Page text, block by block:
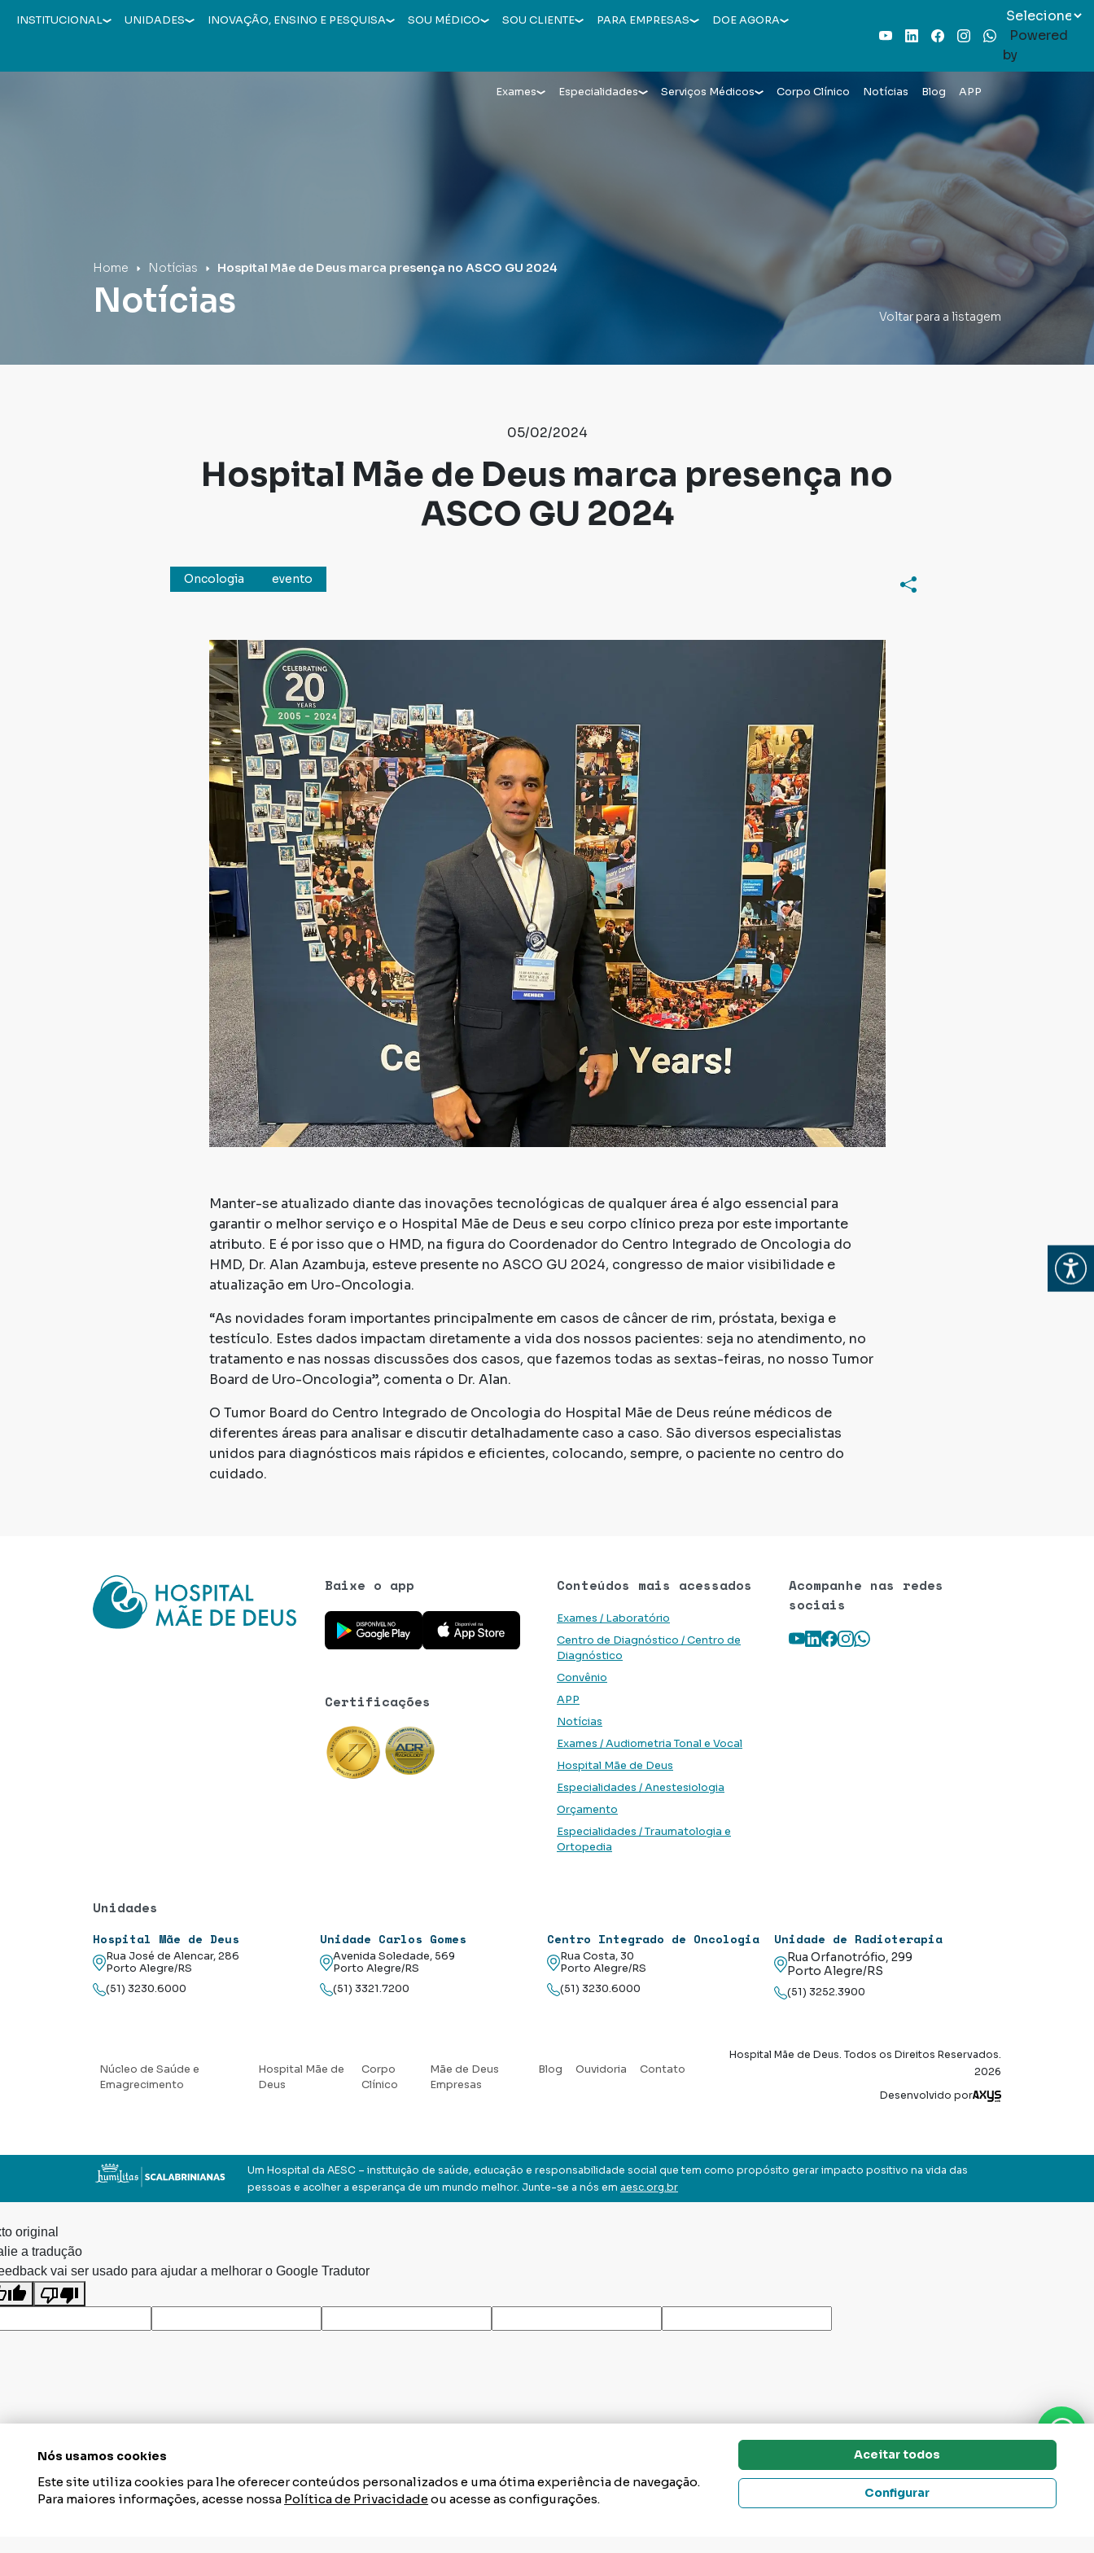
Abrir
INSTITUCIONAL UNIDADES INOVAÇÃO, ENSINO E PESQUISA SOU MÉDICO SOU CLIENTE PARA EMPRESAS
DOE AGORA
YoutubeLinkedInFacebook
InstagramWhatsAppPowered
by
Exames Especialidades Serviços Médicos Corpo Clínico Notícias Blog APP
Home Notícias Hospital Mãe de Deus marca presença no ASCO GU 2024
Notícias Voltar para a listagem
05/02/2024
Hospital Mãe de Deus marca presença no
ASCO GU 2024
Oncologia evento
Manter-se atualizado diante das inovações tecnológicas de qualquer área é algo essencial para
garantir o melhor serviço e o Hospital Mãe de Deus e seu corpo clínico preza por este importante
atributo. E é por isso que o HMD, na figura do Coordenador do Centro Integrado de Oncologia do
HMD, Dr. Alan Azambuja, esteve presente no ASCO GU 2024, congresso de maior visibilidade e
atualização em Uro-Oncologia.
“As novidades foram importantes principalmente em casos de câncer de rim, próstata, bexiga e
testículo. Estes dados impactam diretamente a vida dos nossos pacientes: seja no atendimento, no
tratamento e nas nossas discussões dos casos, que fazemos todas as sextas-feiras, no nosso Tumor
Board de Uro-Oncologia”, comenta o Dr. Alan.
O Tumor Board do Centro Integrado de Oncologia do Hospital Mãe de Deus reúne médicos de
diferentes áreas para analisar e discutir detalhadamente caso a caso. São diversos especialistas
unidos para diagnósticos mais rápidos e eficientes, colocando, sempre, o paciente no centro do
cuidado.
Conteúdos mais acessados
Exames / Laboratório
Centro de Diagnóstico / Centro de
Diagnóstico
Convênio
APP
Notícias
Exames / Audiometria Tonal e Vocal
Hospital Mãe de Deus
Especialidades / Anestesiologia
Orçamento
Especialidades / Traumatologia e
Ortopedia
Baixe o app
Baixe o aplicativo na Google Play Store
Baixe o aplicativo na App Store
Certificações
Acompanhe nas redes
sociais
Youtube
LinkedIn
Facebook
Instagram
WhatsApp
Unidades
Hospital Mãe de Deus
Rua José de Alencar, 286
Porto Alegre/RS
(51) 3230.6000
Unidade Carlos Gomes
Avenida Soledade, 569
Porto Alegre/RS
(51) 3321.7200
Centro Integrado de Oncologia
Rua Costa, 30
Porto Alegre/RS
(51) 3230.6000
Unidade de Radioterapia
Rua Orfanotrófio, 299
Porto Alegre/RS
(51) 3252.3900
Núcleo de Saúde e
Emagrecimento
Hospital Mãe de
Deus
Corpo
Clínico
Mãe de Deus
Empresas
Blog Ouvidoria Contato
Hospital Mãe de Deus. Todos os Direitos Reservados.
2026
Desenvolvido por
Axysweb
Um Hospital da AESC – instituição de saúde, educação e responsabilidade social que tem como propósito gerar impacto positivo na vida das
pessoas e acolher a esperança de um mundo melhor. Junte-se a nós em aesc.org.br
Dúvidas? Tire Aqui
Nós usamos cookies
Este site utiliza cookies para lhe oferecer conteúdos personalizados e uma ótima experiência de navegação.
Para maiores informações, acesse nossa Política de Privacidadeou acesse as configurações.
Aceitar todos
Configurar
original
a tradução
vai ser usado para ajudar a melhorar o Google Tradutor